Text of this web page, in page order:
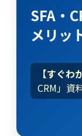
SFA・
メリッ
【すぐわ
CRM」資